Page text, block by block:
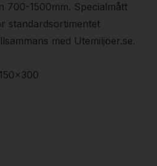
700-1500mm. Specialmått
standardsortimentet
med Utemiljöer.se.